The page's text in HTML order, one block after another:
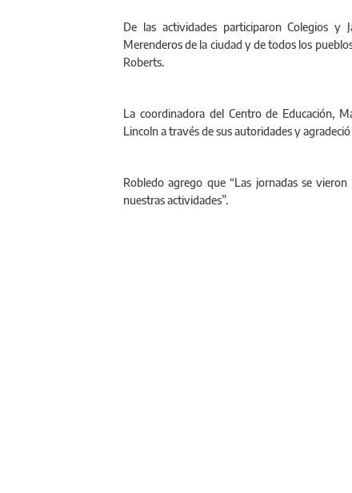
De las actividades participaron Colegios y
Merenderos de la ciudad y de todos los
Roberts.
La coordinadora del Centro de Educación,
Lincoln a través de sus autoridades y
Robledo agrego que “Las jornadas se
nuestras actividades”.